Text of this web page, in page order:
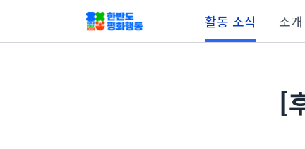
활동 소식 소개
[